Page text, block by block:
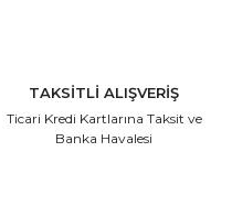
TAKSİTLİ ALIŞVERİŞ
Ticari Kredi Kartlarına Taksit ve
Banka Havalesi